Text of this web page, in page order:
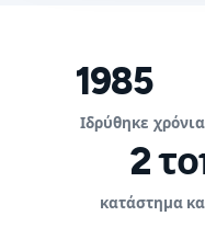
1985
Ιδρύθηκε
2
κατάστημα